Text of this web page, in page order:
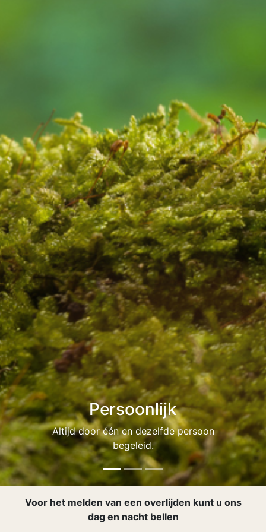
persoon
Voor
Van eenvoudig tot zeer
zoals u dat
Voor het melden van een overlijden kunt u ons
dag en nacht bellen